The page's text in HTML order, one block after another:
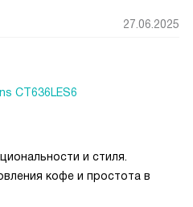
27.06.2025
CT636LES6
и стиля.
кофе и простота в